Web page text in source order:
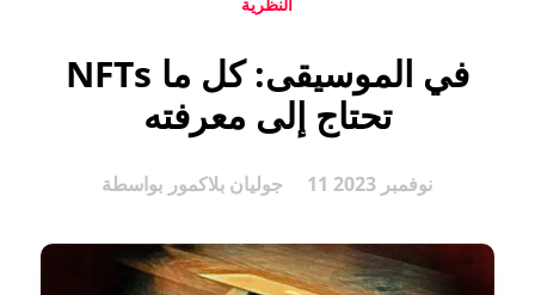
NFTs في الموسيقى: كل ما
تحتاج إلى معرفته
بواسطة جوليان بلاكمور 11 نوفمبر 2023